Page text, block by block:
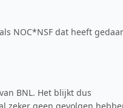
NOC*NSF dat heeft
BNL. Het blijkt dus